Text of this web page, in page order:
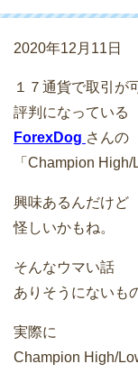
2020年12月11日
１７通貨で取引が
評判になっている
ForexDog さんの
「Champion High/
興味あるんだけど
怪しいかもね。
そんなウマい話
ありそうにないも
実際に
Champion High/